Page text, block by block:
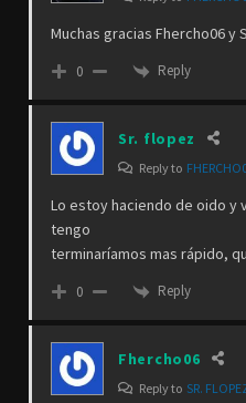
Muchas gracias Fhercho06
0 Reply
Sr. flopez
Reply to
Lo estoy haciendo de oido y
tengo
terminaríamos mas rápido,
0 Reply
Fhercho06
Reply to SR.